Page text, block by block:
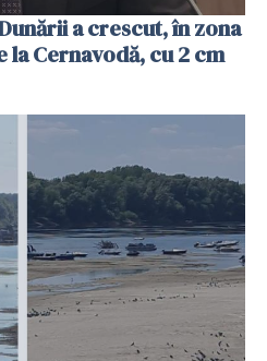
a crescut, în zona
Cernavodă, cu 2 cm